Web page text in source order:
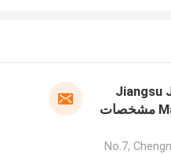
Jiangsu
Materials Co., Ltd مشخصات
No.7,